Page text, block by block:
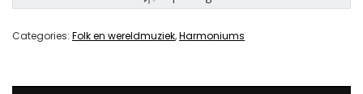
Categories: Folk en wereldmuziek,Harmoniums